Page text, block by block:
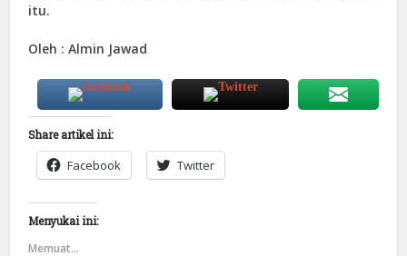
itu.
Oleh : Almin Jawad
Share artikel ini:
Facebook Twitter
Menyukai ini:
Memuat...